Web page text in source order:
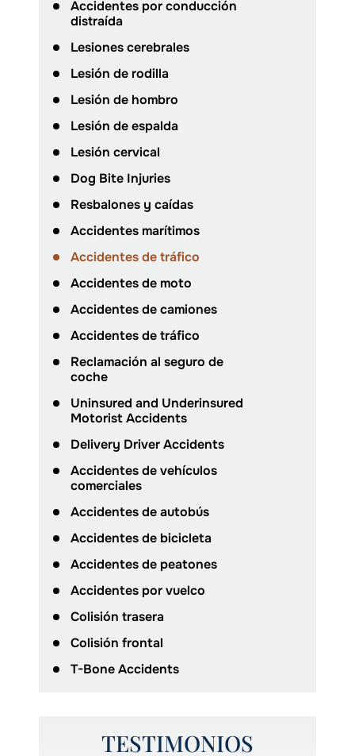
Accidentes por conducción
distraída
Lesiones cerebrales
Lesión de rodilla
Lesión de hombro
Lesión de espalda
Lesión cervical
Dog Bite Injuries
Resbalones y caídas
Accidentes marítimos
Accidentes de tráfico
Accidentes de moto
Accidentes de camiones
Accidentes de tráfico
Reclamación al seguro de
coche
Uninsured and Underinsured
Motorist Accidents
Delivery Driver Accidents
Accidentes de vehículos
comerciales
Accidentes de autobús
Accidentes de bicicleta
Accidentes de peatones
Accidentes por vuelco
Colisión trasera
Colisión frontal
T-Bone Accidents
TESTIMONIOS